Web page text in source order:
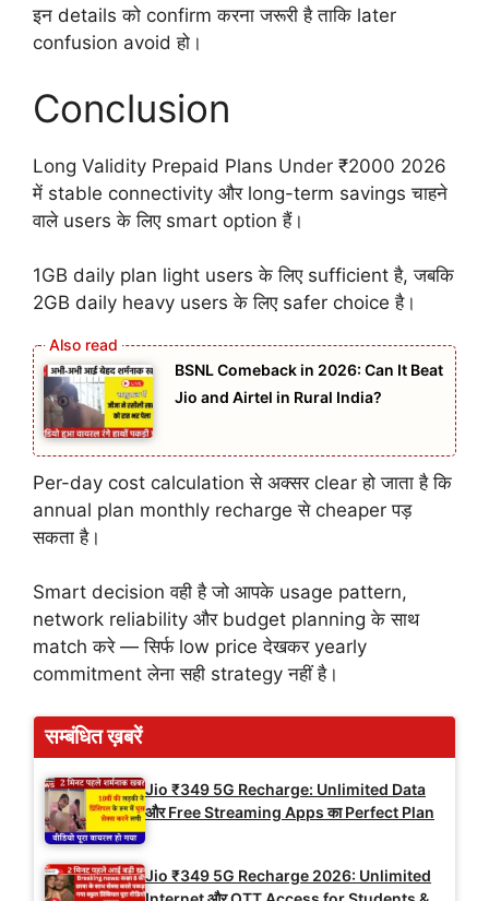
इन details को confirm करना जरूरी है ताकि later
confusion avoid हो।
Conclusion
Long Validity Prepaid Plans Under ₹2000 2026
में stable connectivity और long-term savings चाहने
वाले users के लिए smart option हैं।
1GB daily plan light users के लिए sufficient है, जबकि
2GB daily heavy users के लिए safer choice है।
BSNL Comeback in 2026: Can It Beat
Jio and Airtel in Rural India?
Per-day cost calculation से अक्सर clear हो जाता है कि
annual plan monthly recharge से cheaper पड़
सकता है।
Smart decision वही है जो आपके usage pattern,
network reliability और budget planning के साथ
match करे — सिर्फ low price देखकर yearly
commitment लेना सही strategy नहीं है।
सम्बंधित ख़बरें
Jio ₹349 5G Recharge: Unlimited Data
और Free Streaming Apps का Perfect Plan
Jio ₹349 5G Recharge 2026: Unlimited